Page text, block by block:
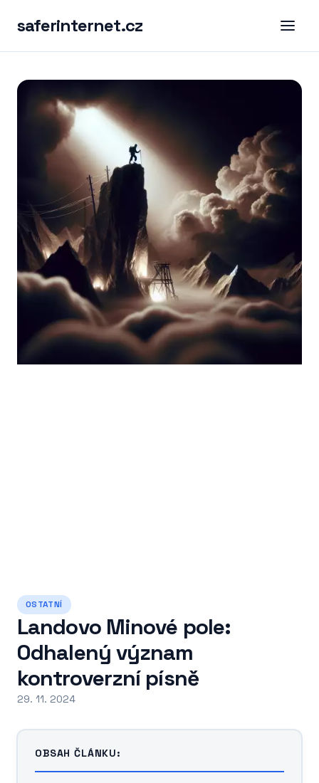
saferinternet.cz
OSTATNÍ
Landovo Minové pole:
Odhalený význam
kontroverzní písně
29. 11. 2024
OBSAH ČLÁNKU: